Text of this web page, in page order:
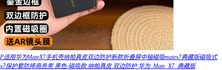
P适用华为MateX7手机壳纳帕真皮双边防护新款折叠屏中轴磁吸matex7典藏版磁吸式
x7保护套防摔商务男 黑色-磁吸款 纳帕真皮 双边防护 华为_Mate_X7_典藏版